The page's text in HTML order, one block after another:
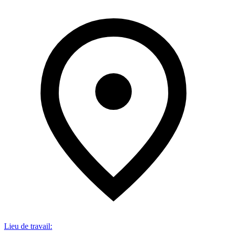
Lieu de travail: